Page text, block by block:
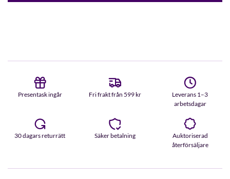
Presentask ingår Fri frakt från 599 kr
Leverans 1–3
arbetsdagar
30 dagars returrätt Säker betalning
Auktoriserad
återförsäljare